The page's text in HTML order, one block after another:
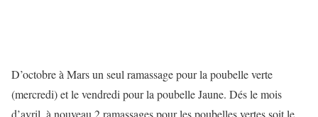
D’octobre à Mars un seul ramassage pour la poubelle verte
(mercredi) et le vendredi pour la poubelle Jaune. Dés le mois
d’avril, à nouveau 2 ramassages pour les poubelles vertes soit le